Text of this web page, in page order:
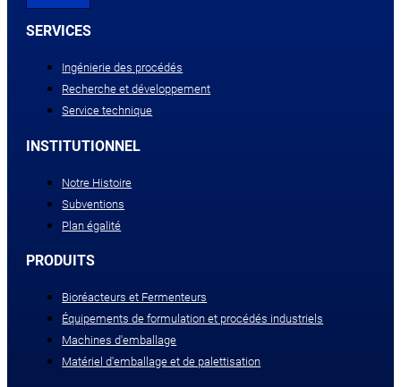
SERVICES
Ingénierie des procédés
Recherche et développement
Service technique
INSTITUTIONNEL
Notre Histoire
Subventions
Plan égalité
PRODUITS
Bioréacteurs et Fermenteurs
Équipements de formulation et procédés industriels
Machines d'emballage
Matériel d'emballage et de palettisation